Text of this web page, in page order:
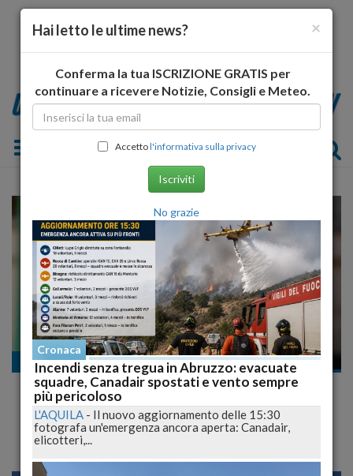
Toggle navigation
Cronaca nazionale
Meloni sfida Netanyahu: “Rispetti il diritto
internazionale, ma l’ambasciatore resta”
×
Hai letto le ultime news?
Conferma la tua ISCRIZIONE GRATIS per
continuare a ricevere Notizie, Consigli e Meteo.
Accettol'informativa sulla privacy
Iscriviti
No grazie
Cronaca
Incendi senza tregua in Abruzzo: evacuate
squadre, Canadair spostati e vento sempre
più pericoloso
L'AQUILA - Il nuovo aggiornamento delle 15:30
fotografa un'emergenza ancora aperta: Canadair,
elicotteri,...